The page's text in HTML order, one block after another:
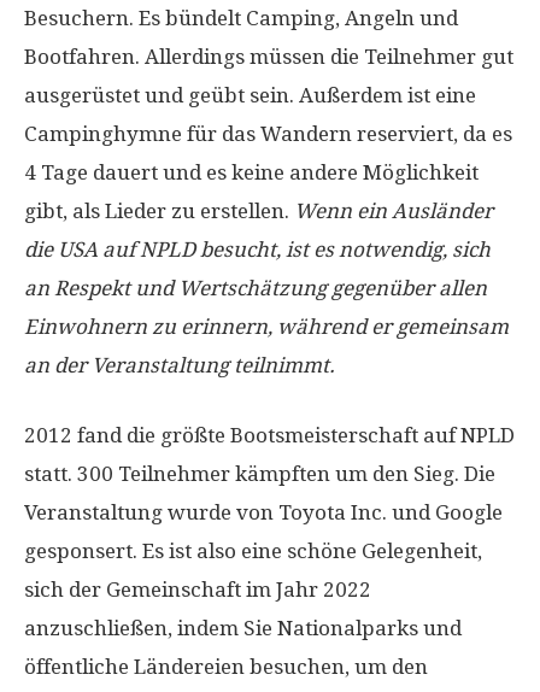
Besuchern. Es bündelt Camping, Angeln und
Bootfahren. Allerdings müssen die Teilnehmer gut
ausgerüstet und geübt sein. Außerdem ist eine
Campinghymne für das Wandern reserviert, da es
4 Tage dauert und es keine andere Möglichkeit
gibt, als Lieder zu erstellen. Wenn ein Ausländer
die USA auf NPLD besucht, ist es notwendig, sich
an Respekt und Wertschätzung gegenüber allen
Einwohnern zu erinnern, während er gemeinsam
an der Veranstaltung teilnimmt.
2012 fand die größte Bootsmeisterschaft auf NPLD
statt. 300 Teilnehmer kämpften um den Sieg. Die
Veranstaltung wurde von Toyota Inc. und Google
gesponsert. Es ist also eine schöne Gelegenheit,
sich der Gemeinschaft im Jahr 2022
anzuschließen, indem Sie Nationalparks und
öffentliche Ländereien besuchen, um den